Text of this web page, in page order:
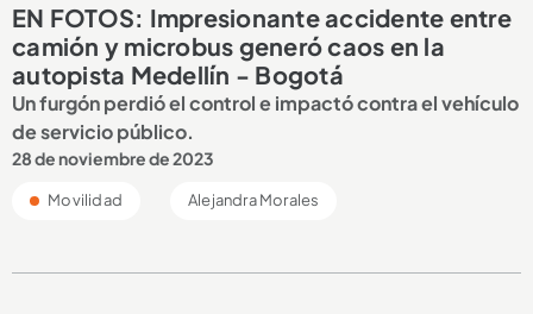
EN FOTOS: Impresionante accidente entre
camión y microbus generó caos en la
autopista Medellín - Bogotá
Un furgón perdió el control e impactó contra el vehículo
de servicio público.
28 de noviembre de 2023
Movilidad Alejandra Morales